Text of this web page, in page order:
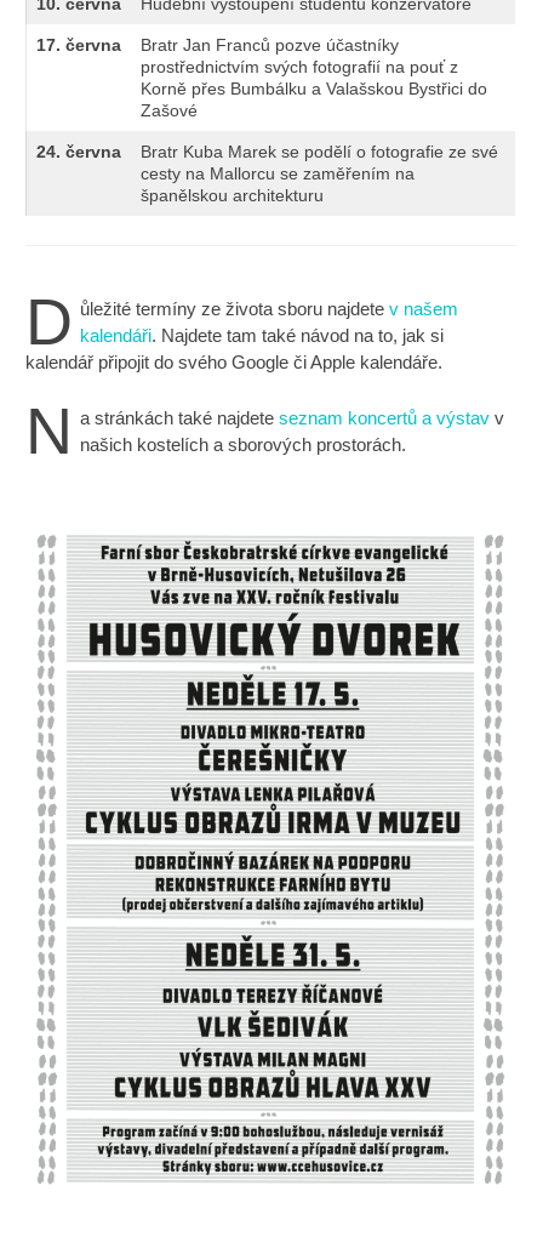
17. června
Bratr Jan Franců pozve účastníky
prostřednictvím svých fotografií na pouť z
Korně přes Bumbálku a Valašskou Bystřici do
Zašové
24. června
Bratr Kuba Marek se podělí o fotografie ze své
cesty na Mallorcu se zaměřením na
španělskou architekturu
D ůležité termíny ze života sboru najdete v našem
kalendáři. Najdete tam také návod na to, jak si
kalendář připojit do svého Google či Apple kalendáře.
N a stránkách také najdete seznam koncertů a výstavv
našich kostelích a sborových prostorách.